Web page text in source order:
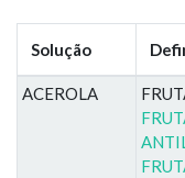
Solução
ACEROLA